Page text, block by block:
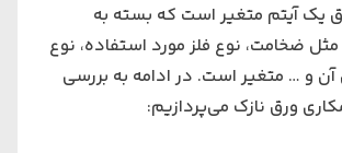
یک آیتم متغیر است که بسته به
ضخامت، نوع فلز مورد استفاده، نوع
و … متغیر است. در ادامه به بررسی
ورق نازک می‌پردازیم: